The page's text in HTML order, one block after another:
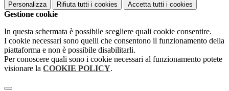
Personalizza Rifiuta tutti i cookies Accetta tutti i cookies
Gestione cookie
In questa schermata è possibile scegliere quali cookie consentire.
I cookie necessari sono quelli che consentono il funzionamento della
piattaforma e non è possibile disabilitarli.
Per conoscere quali sono i cookie necessari al funzionamento potete
visionare la COOKIE POLICY.